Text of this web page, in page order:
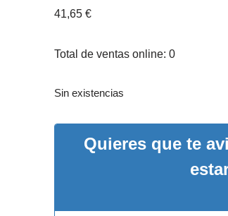
41,65 €
Total de ventas online: 0
Sin existencias
Quieres que te